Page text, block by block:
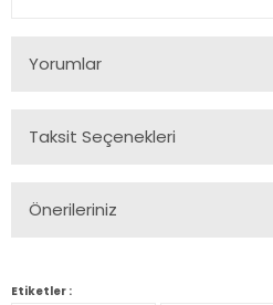
Yorumlar
Taksit Seçenekleri
Önerileriniz
konularda yetersiz gördüğünüz
Etiketler :